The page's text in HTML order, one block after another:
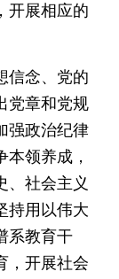
展相应的
念、党的
党章和党规
强政治纪律
领养成，
、社会主义
持用以伟大
系教育干
，开展社会